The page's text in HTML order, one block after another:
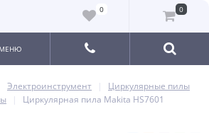
0 0
МЕНЮ
Электроинструмент
Циркулярные пилы
Циркулярная пила Makita HS7601